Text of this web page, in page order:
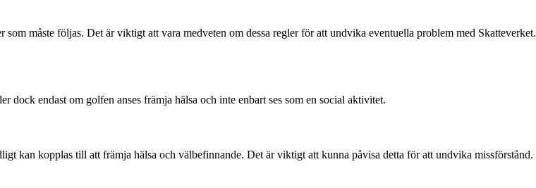
måste följas. Det är viktigt att vara medveten om dessa regler för att undvika eventuella problem med Skatteverket.
endast om golfen anses främja hälsa och inte enbart ses som en social aktivitet.
kan kopplas till att främja hälsa och välbefinnande. Det är viktigt att kunna påvisa detta för att undvika missförstånd.